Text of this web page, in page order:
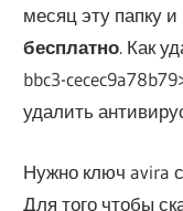
месяц эту папку
бесплатно. Как
bbc3-
удалить
Нужно ключ avira
Для того чтобы